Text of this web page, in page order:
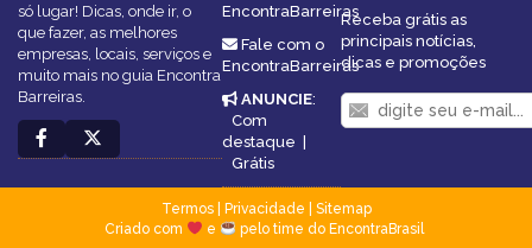
só lugar! Dicas, onde ir, o
que fazer, as melhores
empresas, locais, serviços e
muito mais no guia Encontra
Barreiras.
EncontraBarreiras
Fale com o
EncontraBarreiras
ANUNCIE:
Com
destaque |
Grátis
Receba grátis as
principais notícias,
dicas e promoções
Termos| Privacidade
Sitemap
Criado com
e pelo time do EncontraBrasil